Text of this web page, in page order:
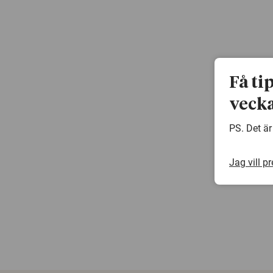
Få
PS. Det
Jag vill